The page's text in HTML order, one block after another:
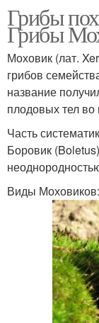
Грибы
Грибы
Моховик (лат.
грибов
название
плодовых тел во
Часть
Боровик
Виды Моховиков: